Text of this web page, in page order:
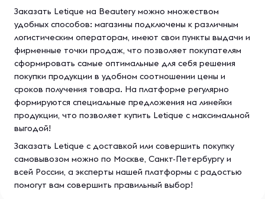
Заказать Letique на Beautery можно множеством
удобных способов: магазины подключены к различным
логистическим операторам, имеют свои пункты выдачи и
фирменные точки продаж, что позволяет покупателям
сформировать самые оптимальные для себя решения
покупки продукции в удобном соотношении цены и
сроков получения товара. На платформе регулярно
формируются специальные предложения на линейки
продукции, что позволяет купить Letique с максимальной
выгодой!
Заказать Letique с доставкой или совершить покупку
самовывозом можно по Москве, Санкт-Петербургу и
всей России, а эксперты нашей платформы с радостью
помогут вам совершить правильный выбор!